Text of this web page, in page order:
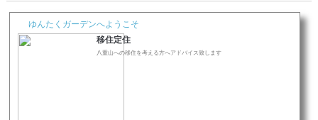
ゆんたくガーデンへようこそ
移住定住
八重山への移住を考える方へアドバイス致します